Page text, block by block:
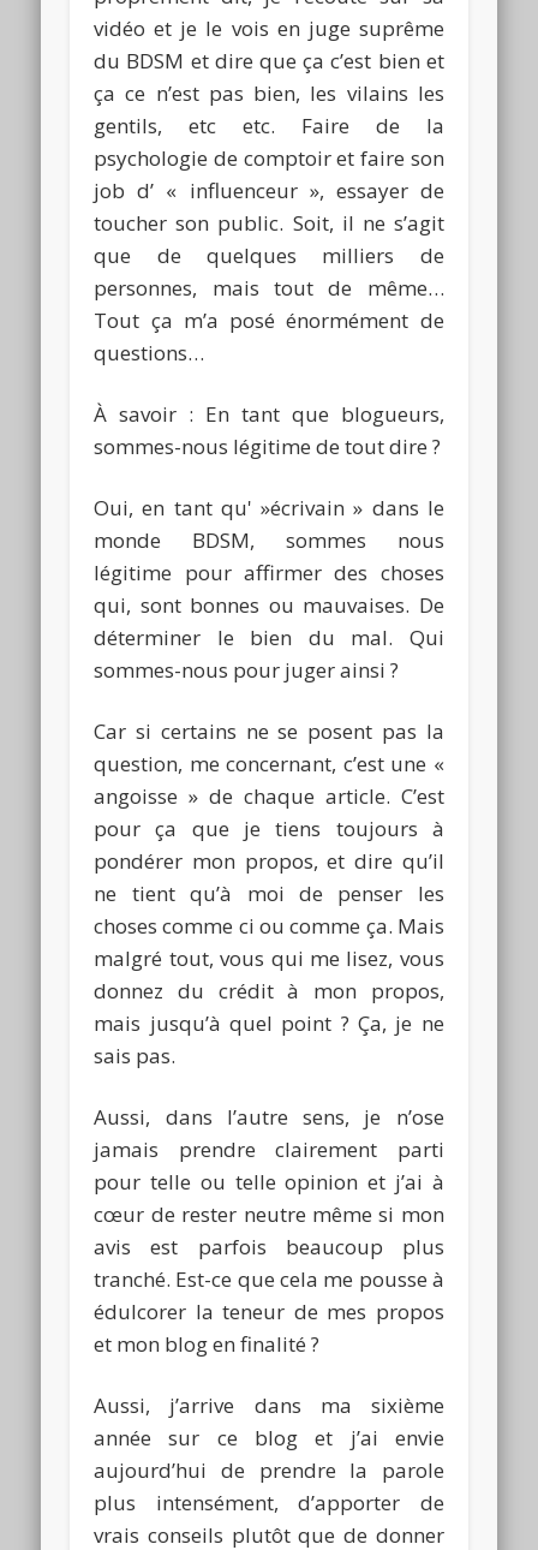
vidéo et je le vois en juge suprême
du BDSM et dire que ça c’est bien et
ça ce n’est pas bien, les vilains les
gentils, etc etc. Faire de la
psychologie de comptoir et faire son
job d’ « influenceur », essayer de
toucher son public. Soit, il ne s’agit
que de quelques milliers de
personnes, mais tout de même…
Tout ça m’a posé énormément de
questions…
À savoir : En tant que blogueurs,
sommes-nous légitime de tout dire ?
Oui, en tant qu' »écrivain » dans le
monde BDSM, sommes nous
légitime pour affirmer des choses
qui, sont bonnes ou mauvaises. De
déterminer le bien du mal. Qui
sommes-nous pour juger ainsi ?
Car si certains ne se posent pas la
question, me concernant, c’est une «
angoisse » de chaque article. C’est
pour ça que je tiens toujours à
pondérer mon propos, et dire qu’il
ne tient qu’à moi de penser les
choses comme ci ou comme ça. Mais
malgré tout, vous qui me lisez, vous
donnez du crédit à mon propos,
mais jusqu’à quel point ?Ça, je ne
sais pas.
Aussi, dans l’autre sens, je n’ose
jamais prendre clairement parti
pour telle ou telle opinion et j’ai à
cœur de rester neutre même si mon
avis est parfois beaucoup plus
tranché. Est-ce que cela me pousse à
édulcorer la teneur de mes propos
et mon blog en finalité ?
Aussi, j’arrive dans ma sixième
année sur ce blog et j’ai envie
aujourd’hui de prendre la parole
plus intensément, d’apporter de
vrais conseils plutôt que de donner